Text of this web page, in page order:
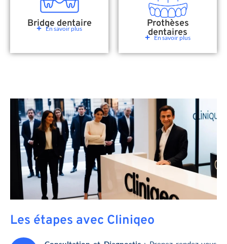
Bridge dentaire
En savoir plus Prothèses
dentaires
En savoir plus
Les étapes avec Cliniqeo